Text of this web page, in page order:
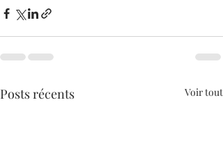
Posts récents Voir tout